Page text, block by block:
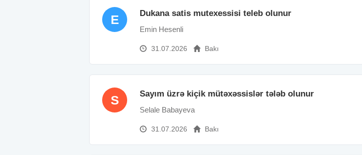
E Dukana satis mutexessisi teleb olunur
Emin Hesenli
31.07.2026 Bakı
S Sayım üzrə kiçik mütəxəssislər tələb olunur
Selale Babayeva
31.07.2026 Bakı